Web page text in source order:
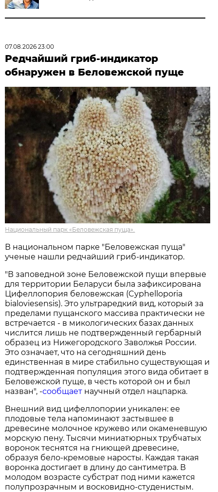
07.08.2026 23:00
Редчайший гриб-индикатор
обнаружен в Беловежской пуще
Национальный парк «Беловежская пуща».
В национальном парке "Беловежская пуща"
ученые нашли редчайший гриб-индикатор.
"В заповедной зоне Беловежской пущи впервые
для территории Беларуси была зафиксирована
Цифеллопория беловежская (Cyphelloporia
bialoviesensis). Это ультраредкий вид, который за
пределами пущанского массива практически не
встречается - в микологических базах данных
числится лишь не подтвержденный гербарный
образец из Нижегородского Заволжья России.
Это означает, что на сегодняшний день
единственная в мире стабильно существующая и
подтвержденная популяция этого вида обитает в
Беловежской пуще, в честь которой он и был
назван", -сообщает научный отдел нацпарка.
Внешний вид цифеллопории уникален: ее
плодовые тела напоминают застывшее в
древесине молочное кружево или окаменевшую
морскую пену. Тысячи миниатюрных трубчатых
воронок теснятся на гниющей древесине,
образуя бело-кремовые наросты. Каждая такая
воронка достигает в длину до сантиметра. В
молодом возрасте субстрат под ними кажется
полупрозрачным и восковидно-студенистым.